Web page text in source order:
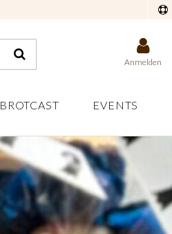
Anmelden
BROTCAST EVENTS